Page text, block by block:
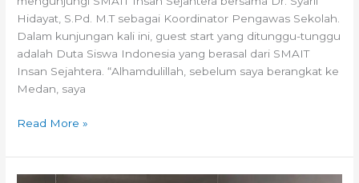
Hidayat, S.Pd. M.T sebagai Koordinator Pengawas Sekolah.
Dalam kunjungan kali ini, guest start yang ditunggu-tunggu
adalah Duta Siswa Indonesia yang berasal dari SMAIT
Insan Sejahtera. “Alhamdulillah, sebelum saya berangkat ke
Medan, saya
Read More »